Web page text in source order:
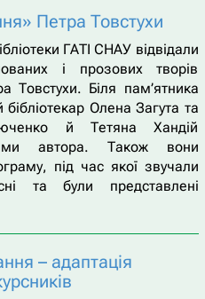
Петра Товстухи
ГАТІ СНАУ відвідали
і прозових творів
Товстухи. Біля пам’ятника
Олена Загута та
й Тетяна Хандій
автора. Також вони
під час якої звучали
та були представлені
– адаптація